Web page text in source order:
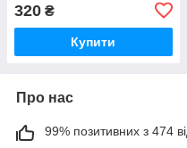
PBS36214
320 ₴
Купити
Про нас
99% позитивних з 474